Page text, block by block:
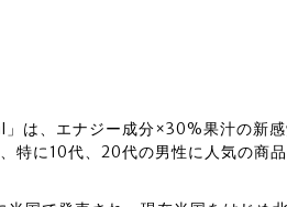
は、エナジー成分×30%果汁の新
特に10代、20代の男性に人気の商